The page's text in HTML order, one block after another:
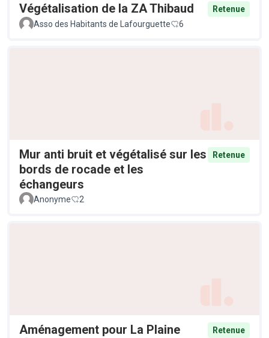
Végétalisation de la ZA Thibaud
Retenue
Asso des Habitants de Lafourguette
6
Mur anti bruit et végétalisé sur les
bords de rocade et les
échangeurs
Retenue
Anonyme 2
Aménagement pour La Plaine
Retenue